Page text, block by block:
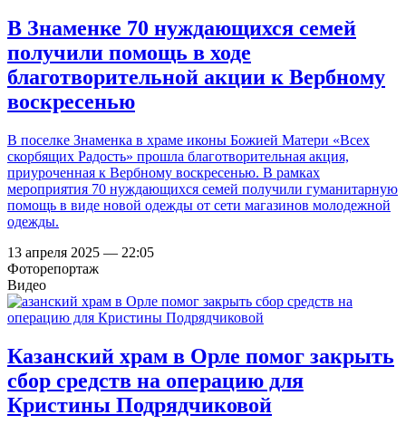
В Знаменке 70 нуждающихся семей
получили помощь в ходе
благотворительной акции к Вербному
воскресенью
В поселке Знаменка в храме иконы Божией Матери «Всех
скорбящих Радость» прошла благотворительная акция,
приуроченная к Вербному воскресенью. В рамках
мероприятия 70 нуждающихся семей получили гуманитарную
помощь в виде новой одежды от сети магазинов молодежной
одежды.
13 апреля 2025 — 22:05
Фоторепортаж
Видео
Казанский храм в Орле помог закрыть
сбор средств на операцию для
Кристины Подрядчиковой